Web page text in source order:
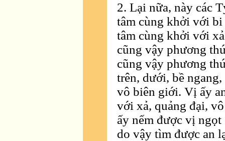
2. Lại nữa, này các
tâm cùng khởi với
tâm cùng khởi với
cũng vậy phương
cũng vậy phương
trên, dưới, bề
vô biên giới. Vị ấy
với xả, quảng đại,
ấy nếm được vị
do vậy tìm được an